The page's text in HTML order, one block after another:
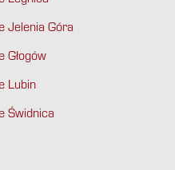
Jelenia Góra
Głogów
Lubin
Świdnica